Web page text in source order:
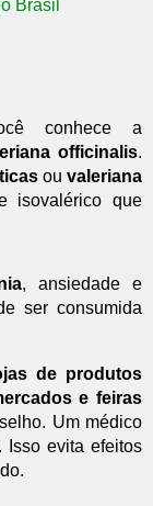
Brasil
conhece a
officinalis.
ou valeriana
isovalérico que
, ansiedade e
ser consumida
de produtos
e feiras
Um médico
Isso evita efeitos